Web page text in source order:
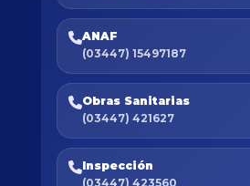
ANAF
(03447) 15497187
Obras Sanitarias
(03447) 421627
Inspección
(03447) 423560